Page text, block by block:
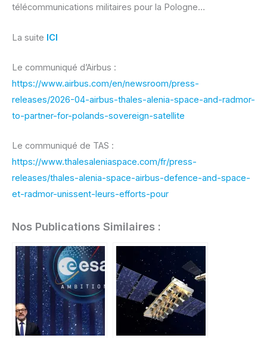
télécommunications militaires pour la Pologne…
La suite ICI
Le communiqué d’Airbus :
https://www.airbus.com/en/newsroom/press-
releases/2026-04-airbus-thales-alenia-space-and-radmor-
to-partner-for-polands-sovereign-satellite
Le communiqué de TAS :
https://www.thalesaleniaspace.com/fr/press-
releases/thales-alenia-space-airbus-defence-and-space-
et-radmor-unissent-leurs-efforts-pour
Nos Publications Similaires :